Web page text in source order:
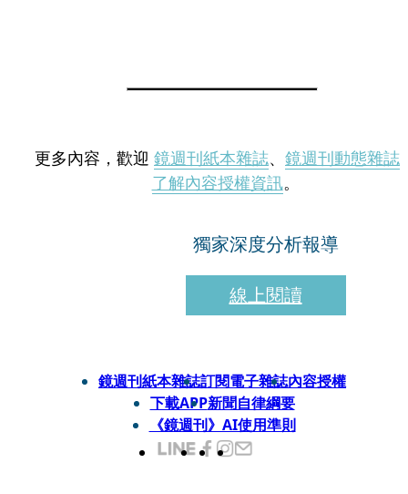
更多內容，歡迎 鏡週刊紙本雜誌、 鏡週刊動態雜誌
了解內容授權資訊。
獨家深度分析報導
線上閱讀
鏡週刊紙本雜誌訂閱電子雜誌內容授權
下載APP新聞自律綱要
《鏡週刊》AI使用準則